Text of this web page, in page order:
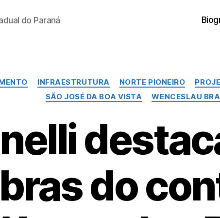
do Paraná
Categorias
INFRAESTRUTURA NORTE PIONEIRO
SÃO JOSÉ DA BOA VISTA
WENCESLAU
do